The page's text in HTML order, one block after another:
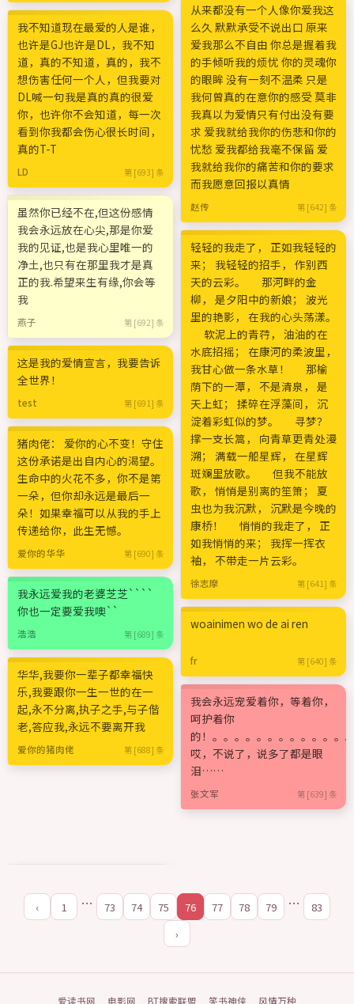
我不知道现在最爱的人是谁，
也许是GJ也许是DL，我不知
道，真的不知道，真的，我不
想伤害任何一个人，但我要对
DL喊一句我是真的真的很爱
你，也许你不会知道，每一次
看到你我都会伤心很长时间，
真的T-T
LD 第 [693] 条
虽然你已经不在,但这份感情
我会永远放在心尖,那是你爱
我的见证,也是我心里唯一的
净土,也只有在那里我才是真
正的我.希望来生有缘,你会等
我
燕子 第 [692] 条
这是我的爱情宣言，我要告诉
全世界！
test 第 [691] 条
猪肉佬： 爱你的心不变！守住
这份承诺是出自内心的渴望。
生命中的火花不多，你不是第
一朵，但你却永远是最后一
朵！如果幸福可以从我的手上
传递给你，此生无憾。
爱你的华华 第 [690] 条
我永远爱我的老婆芝芝````
你也一定要爱我噢``
浩浩 第 [689] 条
华华,我要你一辈子都幸福快
乐,我要跟你一生一世的在一
起,永不分离,执子之手,与子偕
老,答应我,永远不要离开我
爱你的猪肉佬 第 [688] 条
从来都没有一个人像你爱我这
么久 默默承受不说出口 原来
爱我那么不自由 你总是握着我
的手倾听我的烦忧 你的灵魂你
的眼眸 没有一刻不温柔 只是
我何曾真的在意你的感受 莫非
我真以为爱情只有付出没有要
求 爱我就给我你的伤悲和你的
忧愁 爱我都给我毫不保留 爱
我就给我你的痛苦和你的要求
而我愿意回报以真情
赵传 第 [642] 条
轻轻的我走了， 正如我轻轻的
来； 我轻轻的招手， 作别西
天的云彩。 那河畔的金
柳， 是夕阳中的新娘； 波光
里的艳影， 在我的心头荡漾。
软泥上的青荇， 油油的在
水底招摇； 在康河的柔波里，
我甘心做一条水草！ 那榆
荫下的一潭， 不是清泉， 是
天上虹； 揉碎在浮藻间， 沉
淀着彩虹似的梦。 寻梦？
撑一支长篙， 向青草更青处漫
溯； 满载一船星辉， 在星辉
斑斓里放歌。 但我不能放
歌， 悄悄是别离的笙箫； 夏
虫也为我沉默， 沉默是今晚的
康桥！ 悄悄的我走了， 正
如我悄悄的来； 我挥一挥衣
袖， 不带走一片云彩。
徐志摩 第 [641] 条
woainimen wo de ai ren
fr 第 [640] 条
我会永远宠爱着你，等着你，
呵护着你
的！。。。。。。。。。。。。
哎，不说了，说多了都是眼
泪……
张文军 第 [639] 条
‹ 1 … 73 74 75 76 77 78 79 …
83
›
爱读书网 电影网 BT搜索联盟 笑书神侠 风情万种